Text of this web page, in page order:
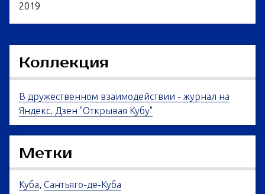
2019
Коллекция
В дружественном взаимодействии - журнал на
Яндекс. Дзен "Открывая Кубу"
Метки
Куба, Сантьяго-де-Куба